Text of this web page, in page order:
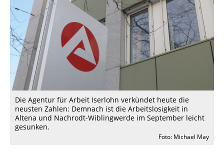
Die Agentur für Arbeit Iserlohn verkündet heute die
neusten Zahlen: Demnach ist die Arbeitslosigkeit in
Altena und Nachrodt-Wiblingwerde im September leicht
gesunken.
Foto: Michael May